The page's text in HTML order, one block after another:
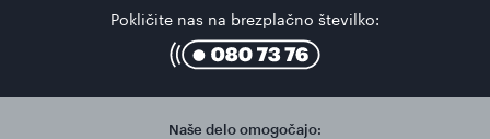
Pokličite nas na brezplačno številko:
Naše delo omogočajo: